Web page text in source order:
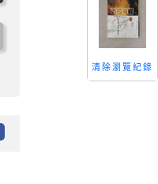
清除瀏覽紀錄